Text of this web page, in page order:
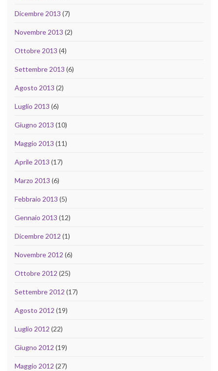
Dicembre 2013 (7)
Novembre 2013 (2)
Ottobre 2013 (4)
Settembre 2013 (6)
Agosto 2013 (2)
Luglio 2013 (6)
Giugno 2013 (10)
Maggio 2013 (11)
Aprile 2013 (17)
Marzo 2013 (6)
Febbraio 2013 (5)
Gennaio 2013 (12)
Dicembre 2012 (1)
Novembre 2012 (6)
Ottobre 2012 (25)
Settembre 2012 (17)
Agosto 2012 (19)
Luglio 2012 (22)
Giugno 2012 (19)
Maggio 2012 (27)